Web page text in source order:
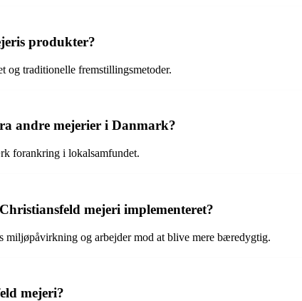
produkter?
og traditionelle fremstillingsmetoder.
andre mejerier i Danmark?
forankring i lokalsamfundet.
mejeri implementeret?
miljøpåvirkning og arbejder mod at blive mere bæredygtig.
mejeri?